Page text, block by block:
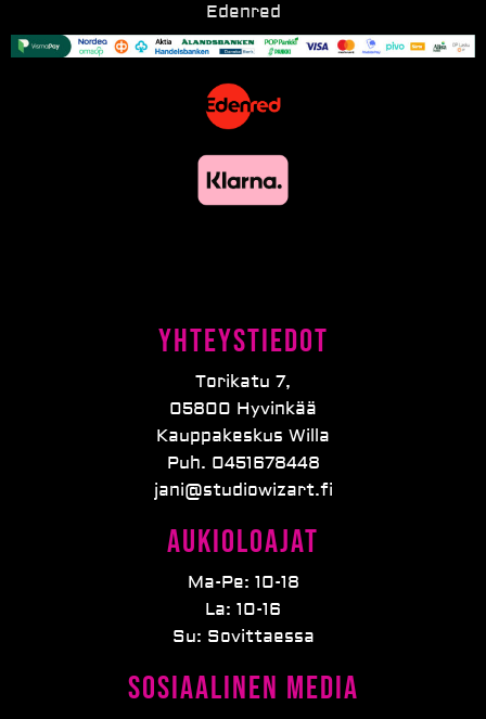
Edenred
Yhteystiedot
Torikatu 7,
05800 Hyvinkää
Kauppakeskus Willa
Puh. 0451678448
jani@studiowizart.fi
Aukioloajat
Ma-Pe: 10-18
La: 10-16
Su: Sovittaessa
Sosiaalinen media